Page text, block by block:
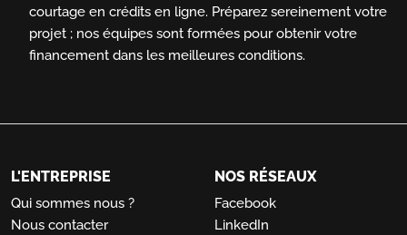
courtage en crédits en ligne. Préparez sereinement votre
projet ; nos équipes sont formées pour obtenir votre
financement dans les meilleures conditions.
L'ENTREPRISE
Qui sommes nous ?
Nous contacter
NOS RÉSEAUX
Facebook
LinkedIn